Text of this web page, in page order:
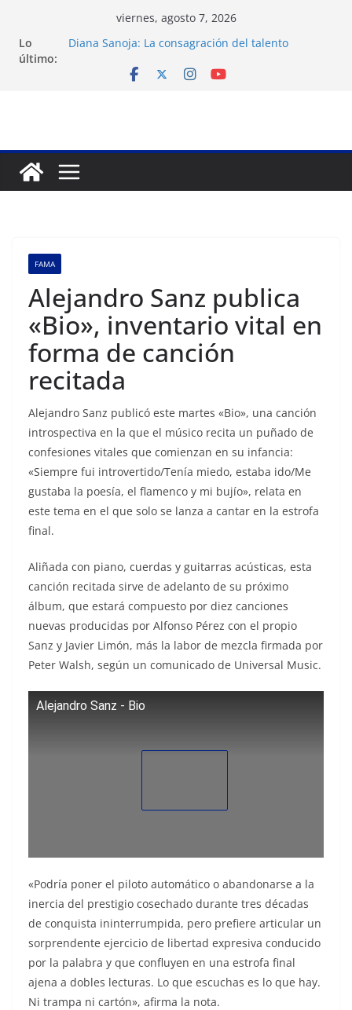
contenido
viernes, agosto 7, 2026
Lo
último:
Diana Sanoja: La consagración del talento
Venezuela: 40 extranjeros continúan como presos
en Maracaibo
Liga FutVe: Rayo Zuliano busca redimirse en su
feudo
FAMA
Alejandro Sanz publica
«Bio», inventario vital en
forma de canción
recitada
Alejandro Sanz publicó este martes «Bio», una canción
introspectiva en la que el músico recita un puñado de
confesiones vitales que comienzan en su infancia:
«Siempre fui introvertido/Tenía miedo, estaba ido/Me
gustaba la poesía, el flamenco y mi bujío», relata en
este tema en el que solo se lanza a cantar en la estrofa
final.
Aliñada con piano, cuerdas y guitarras acústicas, esta
canción recitada sirve de adelanto de su próximo
álbum, que estará compuesto por diez canciones
nuevas producidas por Alfonso Pérez con el propio
Sanz y Javier Limón, más la labor de mezcla firmada por
Peter Walsh, según un comunicado de Universal Music.
Alejandro Sanz - Bio
«Podría poner el piloto automático o abandonarse a la
inercia del prestigio cosechado durante tres décadas
de conquista ininterrumpida, pero prefiere articular un
sorprendente ejercicio de libertad expresiva conducido
por la palabra y que confluyen en una estrofa final
ajena a dobles lecturas. Lo que escuchas es lo que hay.
Ni trampa ni cartón», afirma la nota.